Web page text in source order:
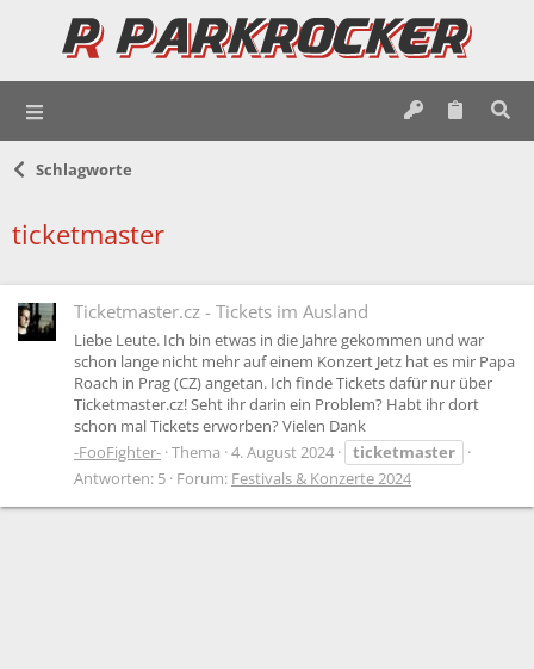
Schlagworte
ticketmaster
Ticketmaster.cz - Tickets im Ausland
Liebe Leute. Ich bin etwas in die Jahre gekommen und war
schon lange nicht mehr auf einem Konzert Jetz hat es mir Papa
Roach in Prag (CZ) angetan. Ich finde Tickets dafür nur über
Ticketmaster.cz! Seht ihr darin ein Problem? Habt ihr dort
schon mal Tickets erworben? Vielen Dank
-FooFighter- Thema 4. August 2024
ticketmaster
Antworten: 5 Forum: Festivals & Konzerte 2024